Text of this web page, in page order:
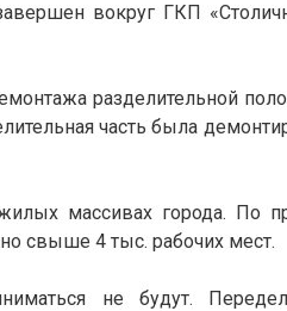
вокруг ГКП
разделительной
часть была
массивах города. По
свыше 4 тыс. рабочих мест.
не будут.